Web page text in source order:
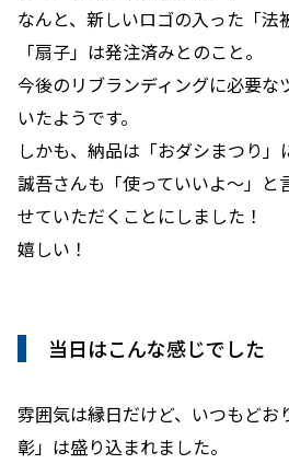
なんと、新しいロゴの入った「法
「扇子」は発注済みとのこと。
今後のリブランディングに必要な
いたようです。
しかも、納品は「おダシまつり」
誠吾さんも「使っていいよ～」と
せていただくことにしました！
嬉しい！
当日はこんな感じでした
雰囲気は縁日だけど、いつもどお
彰」は盛り込まれました。